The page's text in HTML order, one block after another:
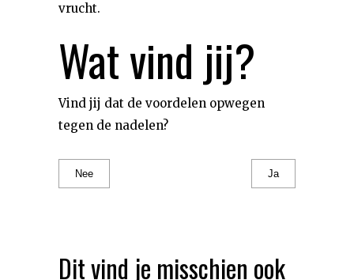
vrucht.
Wat vind jij?
Vind jij dat de voordelen opwegen
tegen de nadelen?
Nee Ja
Dit vind je misschien ook